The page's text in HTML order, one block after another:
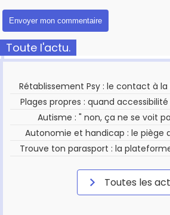
Toute l'actu.
Rétablissement Psy : le contact à
Plages propres : quand
Autisme : " non, ça ne se voit
Autonomie et handicap : le piège
Trouve ton parasport : la
Toutes les